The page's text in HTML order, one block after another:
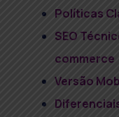
Políticas
SEO
commerce
Versão